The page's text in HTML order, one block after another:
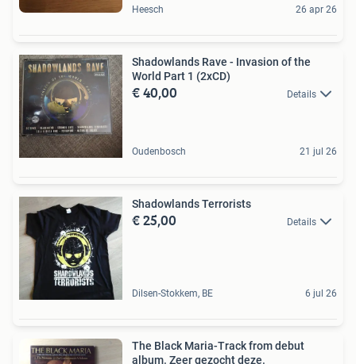
Heesch 26 apr 26
Shadowlands Rave - Invasion of the
World Part 1 (2xCD)
€ 40,00 Details
Oudenbosch 21 jul 26
Shadowlands Terrorists
€ 25,00 Details
Dilsen-Stokkem, BE 6 jul 26
The Black Maria-Track from debut
album. Zeer gezocht deze.